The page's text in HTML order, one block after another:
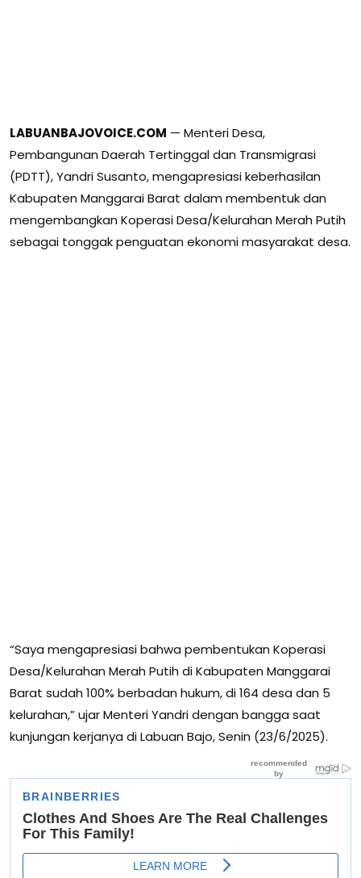
LABUANBAJOVOICE.COM — Menteri Desa,
Pembangunan Daerah Tertinggal dan Transmigrasi
(PDTT), Yandri Susanto, mengapresiasi keberhasilan
Kabupaten Manggarai Barat dalam membentuk dan
mengembangkan Koperasi Desa/Kelurahan Merah Putih
sebagai tonggak penguatan ekonomi masyarakat desa.
“Saya mengapresiasi bahwa pembentukan Koperasi
Desa/Kelurahan Merah Putih di Kabupaten Manggarai
Barat sudah 100% berbadan hukum, di 164 desa dan 5
kelurahan,” ujar Menteri Yandri dengan bangga saat
kunjungan kerjanya di Labuan Bajo, Senin (23/6/2025).